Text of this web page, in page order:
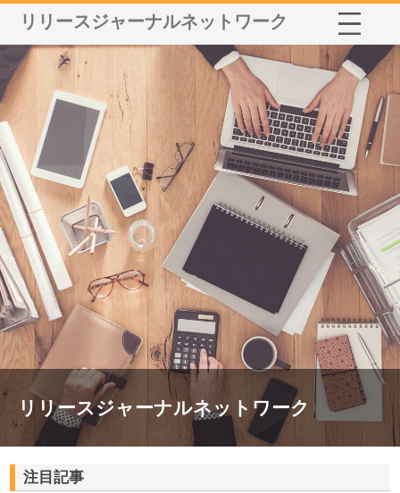
リリースジャーナルネットワーク
リリースジャーナルネットワーク
注目記事